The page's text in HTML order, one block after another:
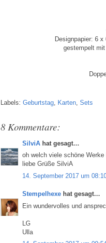
Designpapier: 6
gestempelt
Labels: Geburtstag Karten Sets
8 Kommentare:
SilviA hat gesagt…
oh welch viele schöne
liebe Grüße SilviA
14. September 2017 um
Stempelhexe hat gesagt…
Ein wundervolles und
LG
Ulla